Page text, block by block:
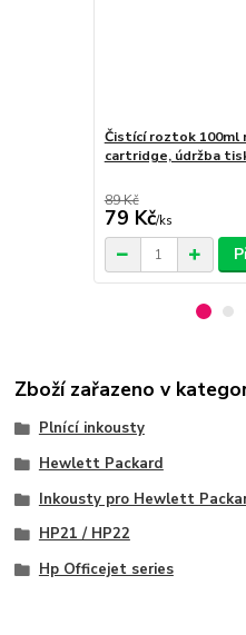
Čistící roztok 100ml
cartridge, údržba
89 Kč
79 Kč/ks
Zboží zařazeno v
Plnící inkousty
Hewlett Packard
Inkousty pro Hewlett
HP21 / HP22
Hp Officejet series